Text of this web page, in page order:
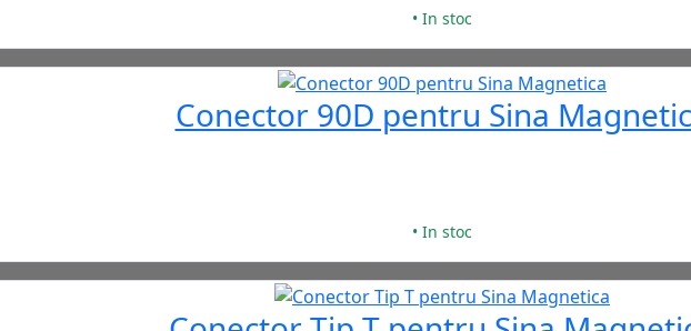
• In stoc
Conector 90D pentru Sina
• In stoc